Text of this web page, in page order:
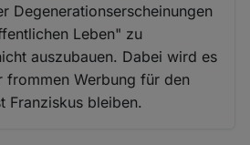
Degenerationserscheinungen
Leben" zu
auszubauen. Dabei wird es
frommen Werbung für den
Franziskus bleiben.